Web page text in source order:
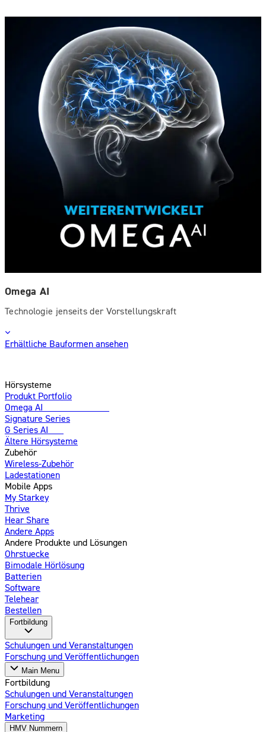
Omega AI
Technologie jenseits der Vorstellungskraft
Erhältliche Bauformen ansehen
Hörsysteme
Produkt Portfolio
Omega AI
Signature Series
G Series AI
Ältere Hörsysteme
Zubehör
Wireless-Zubehör
Ladestationen
Mobile Apps
My Starkey
Thrive
Hear Share
Andere Apps
Andere Produkte und Lösungen
Ohrstuecke
Bimodale Hörlösung
Batterien
Software
Telehear
Bestellen
Fortbildung
Schulungen und Veranstaltungen
Forschung und Veröffentlichungen
Main Menu
Fortbildung
Schulungen und Veranstaltungen
Forschung und Veröffentlichungen
Marketing
HMV Nummern